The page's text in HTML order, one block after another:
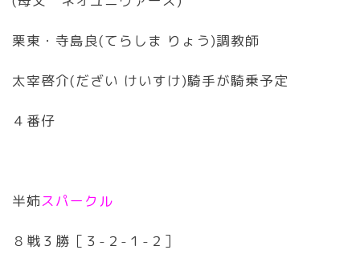
栗東・寺島良(てらしま りょう)調教師
太宰啓介(だざい けいすけ)騎手が騎乗予定
４番仔
半姉スパークル
８戦３勝［３-２-１-２］